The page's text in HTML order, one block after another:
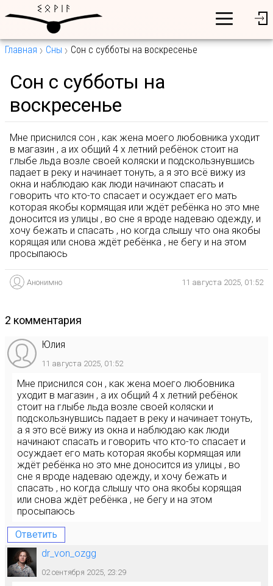
Главная Сны Сон с субботы на воскресенье
Сон с субботы на
воскресенье
Мне приснился сон , как жена моего любовника уходит
в магазин , а их общий 4 х летний ребёнок стоит на
глыбе льда возле своей коляски и подскользнувшись
падает в реку и начинает тонуть, а я это всё вижу из
окна и наблюдаю как люди начинают спасать и
говорить что кто-то спасает и осуждает его мать
которая якобы кормящая или ждёт ребёнка но это мне
доносится из улицы , во сне я вроде надеваю одежду, и
хочу бежать и спасать , но когда слышу что она якобы
корящая или снова ждёт ребёнка , не бегу и на этом
просыпаюсь
Анонимно 11 августа 2025, 01:52
2 комментария
Юлия
11 августа 2025, 01:52
Мне приснился сон , как жена моего любовника
уходит в магазин , а их общий 4 х летний ребёнок
стоит на глыбе льда возле своей коляски и
подскользнувшись падает в реку и начинает тонуть,
а я это всё вижу из окна и наблюдаю как люди
начинают спасать и говорить что кто-то спасает и
осуждает его мать которая якобы кормящая или
ждёт ребёнка но это мне доносится из улицы , во
сне я вроде надеваю одежду, и хочу бежать и
спасать , но когда слышу что она якобы корящая
или снова ждёт ребёнка , не бегу и на этом
просыпаюсь
Ответить
dr_von_ozgg
02 сентября 2025, 23:29